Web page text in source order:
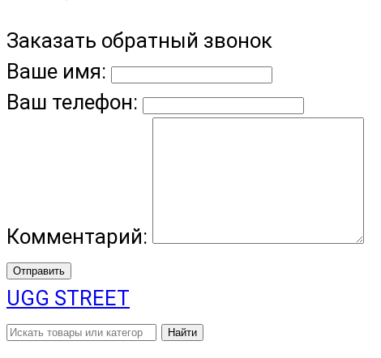
Заказать обратный звонок
Ваше имя:
Ваш телефон:
Комментарий:
Отправить
UGG STREET
Найти